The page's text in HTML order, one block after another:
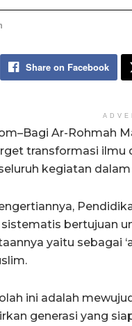
Share on Facebook
Ar-Rohmah
transformasi ilmu
kegiatan
bertujuan
yaitu sebagai
ini adalah
generasi yang